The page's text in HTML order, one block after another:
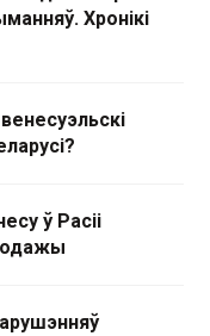
Хронікі
ў Расіі